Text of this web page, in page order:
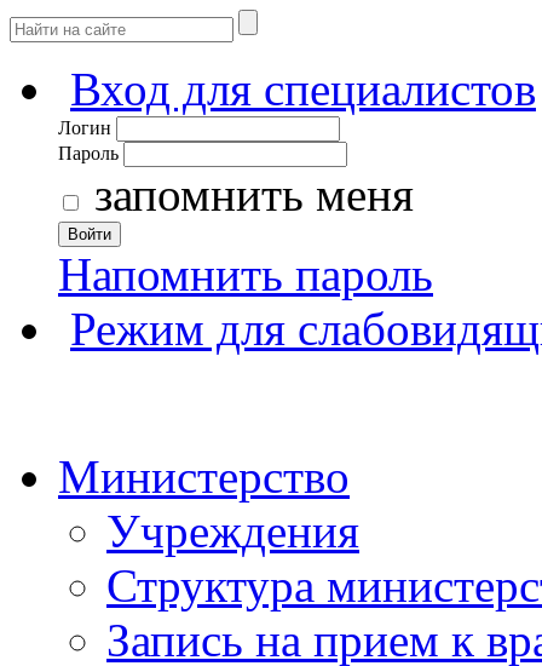
Вход для специалистов
Логин
Пароль
запомнить меня
Войти
Напомнить пароль
Режим для
Министерство
Учреждения
Структура
Запись на прием к